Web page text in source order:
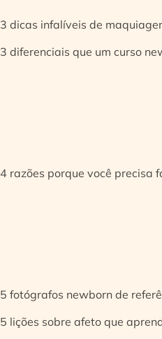
3 dicas infalíveis de
3 diferenciais que um curso
4 razões porque você precisa
5 fotógrafos newborn de
5 lições sobre afeto que